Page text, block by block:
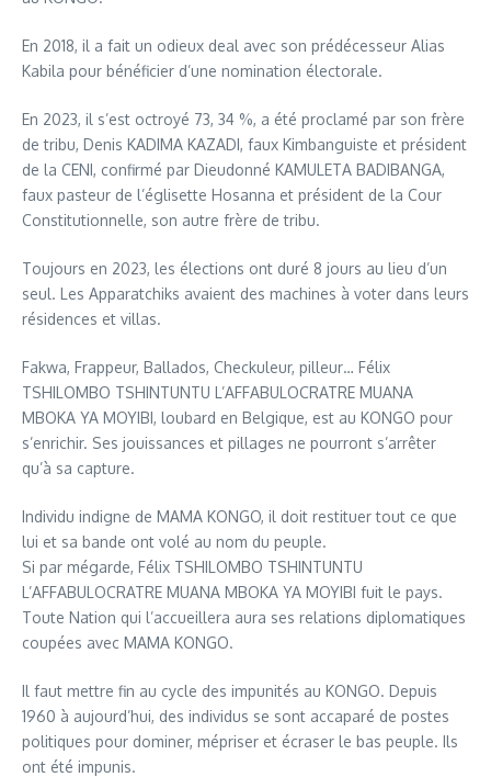
En 2018, il a fait un odieux deal avec son prédécesseur Alias
Kabila pour bénéficier d’une nomination électorale.
En 2023, il s’est octroyé 73, 34 %, a été proclamé par son frère
de tribu, Denis KADIMA KAZADI, faux Kimbanguiste et président
de la CENI, confirmé par Dieudonné KAMULETA BADIBANGA,
faux pasteur de l’églisette Hosanna et président de la Cour
Constitutionnelle, son autre frère de tribu.
Toujours en 2023, les élections ont duré 8 jours au lieu d’un
seul. Les Apparatchiks avaient des machines à voter dans leurs
résidences et villas.
Fakwa, Frappeur, Ballados, Checkuleur, pilleur… Félix
TSHILOMBO TSHINTUNTU L’AFFABULOCRATRE MUANA
MBOKA YA MOYIBI, loubard en Belgique, est au KONGO pour
s’enrichir. Ses jouissances et pillages ne pourront s’arrêter
qu’à sa capture.
Individu indigne de MAMA KONGO, il doit restituer tout ce que
lui et sa bande ont volé au nom du peuple.
Si par mégarde, Félix TSHILOMBO TSHINTUNTU
L’AFFABULOCRATRE MUANA MBOKA YA MOYIBI fuit le pays.
Toute Nation qui l’accueillera aura ses relations diplomatiques
coupées avec MAMA KONGO.
Il faut mettre fin au cycle des impunités au KONGO. Depuis
1960 à aujourd’hui, des individus se sont accaparé de postes
politiques pour dominer, mépriser et écraser le bas peuple. Ils
ont été impunis.